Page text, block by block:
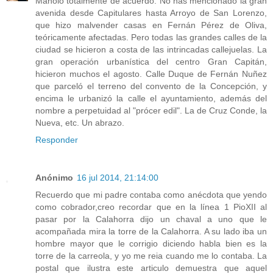
avenida desde Capitulares hasta Arroyo de San Lorenzo,
que hizo malvender casas en Fernán Pérez de Oliva,
teóricamente afectadas. Pero todas las grandes calles de la
ciudad se hicieron a costa de las intrincadas callejuelas. La
gran operación urbanística del centro Gran Capitán,
hicieron muchos el agosto. Calle Duque de Fernán Nuñez
que parceló el terreno del convento de la Concepción, y
encima le urbanizó la calle el ayuntamiento, además del
nombre a perpetuidad al "prócer edil". La de Cruz Conde, la
Nueva, etc. Un abrazo.
Responder
Anónimo 16 jul 2014, 21:14:00
Recuerdo que mi padre contaba como anécdota que yendo
como cobrador,creo recordar que en la línea 1 PioXII al
pasar por la Calahorra dijo un chaval a uno que le
acompañada mira la torre de la Calahorra. A su lado iba un
hombre mayor que le corrigio diciendo habla bien es la
torre de la carreola, y yo me reia cuando me lo contaba. La
postal que ilustra este articulo demuestra que aquel